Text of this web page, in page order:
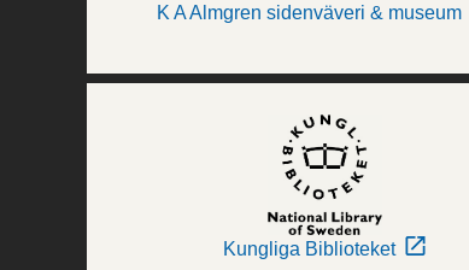
K A Almgren sidenväveri & museum
Kungliga Biblioteket